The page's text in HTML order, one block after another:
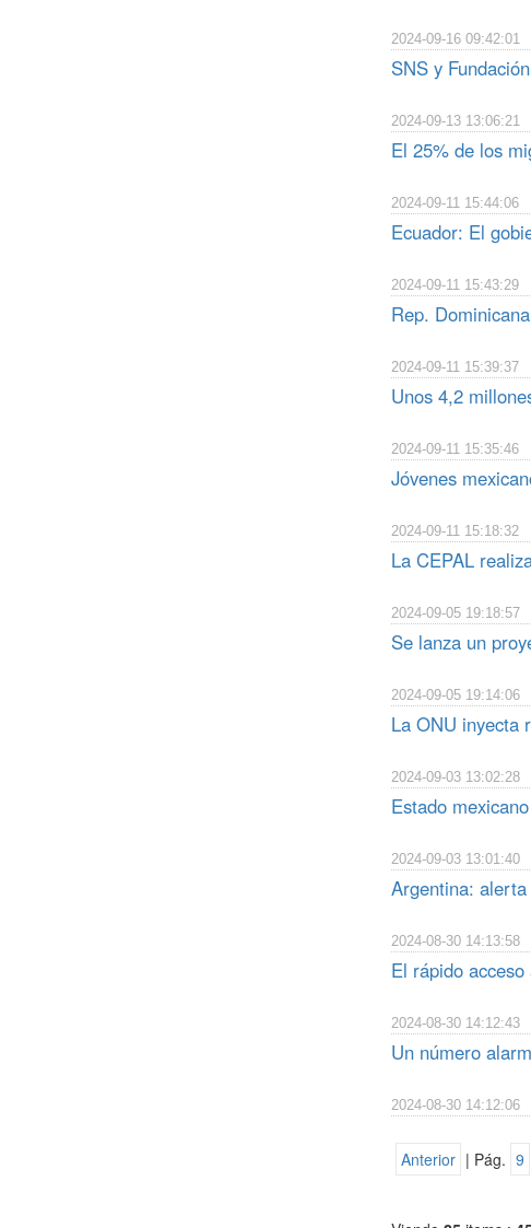
2024-09-16 09:42:01
SNS y
2024-09-13 13:06:21
El 25% de los
2024-09-11 15:44:06
Ecuador: El
2024-09-11 15:43:29
Rep.
2024-09-11 15:39:37
Unos 4,2
2024-09-11 15:35:46
Jóvenes
2024-09-11 15:18:32
La CEPAL
2024-09-05 19:18:57
Se lanza un
2024-09-05 19:14:06
La ONU inyecta
2024-09-03 13:02:28
Estado
2024-09-03 13:01:40
Argentina:
2024-08-30 14:13:58
El rápido
2024-08-30 14:12:43
Un número
2024-08-30 14:12:06
Anterior | Pág. 9